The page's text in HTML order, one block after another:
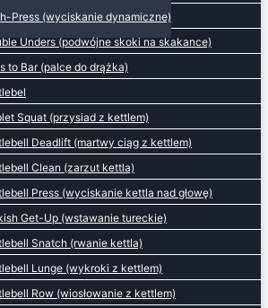
Press (wyciskanie dynamiczne)
Unders (podwójne skoki na skakance)
to Bar (palce do drążka)
Squat (przysiad z kettlem)
Deadlift (martwy ciąg z kettlem)
Clean (zarzut kettla)
Press (wyciskanie kettla nad głowę)
Get-Up (wstawanie tureckie)
Snatch (rwanie kettla)
Lunge (wykroki z kettlem)
Row (wiosłowanie z kettlem)